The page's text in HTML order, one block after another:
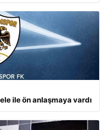
ile ön anlaşmaya vardı